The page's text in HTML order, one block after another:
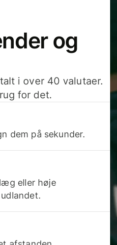
og
i over 40 valutaer.
for det.
dem på sekunder.
eller høje